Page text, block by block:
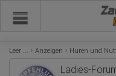
Leer ... Anzeigen Huren und
Ladies-